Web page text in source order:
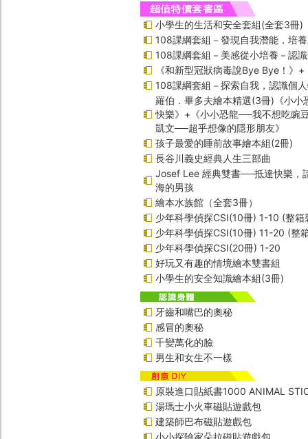
小學生的生活和安全套組(全套3冊)
108課綱套組－發現自我潛能，培
108課綱套組－美感從小培養－認
《和新型冠狀病毒說Bye Bye！》
108課綱套組－探索自我，認識個
羅伯．畢多夫繪本精選(3冊)《小
快樂》+《小小恐龍──我不想吃豌
凱文──超乎想像的隱形朋友》
孩子最愛的睡前故事繪本組(2冊)
長谷川義史經典人生三部曲
Josef Lee 經典雙書──抵達快樂，
海的男孩
繪本水族館（全套3冊）
少年科學偵探CSI(10冊) 1-10 (整箱
少年科學偵探CSI(10冊) 11-20 (整
少年科學偵探CSI(20冊) 1-20
好玩又有趣的情境繪本雙書組
小學生的安全知識繪本組(3冊)
牙齒和嘴巴的奧秘
感冒的奧秘
千變萬化的臉
男生和女生不一樣
原裝進口貼紙書1000 ANIMAL
湯瑪士小火車磁貼遊戲包
建築師巴布磁貼遊戲包
小小探險家朵拉磁貼遊戲包